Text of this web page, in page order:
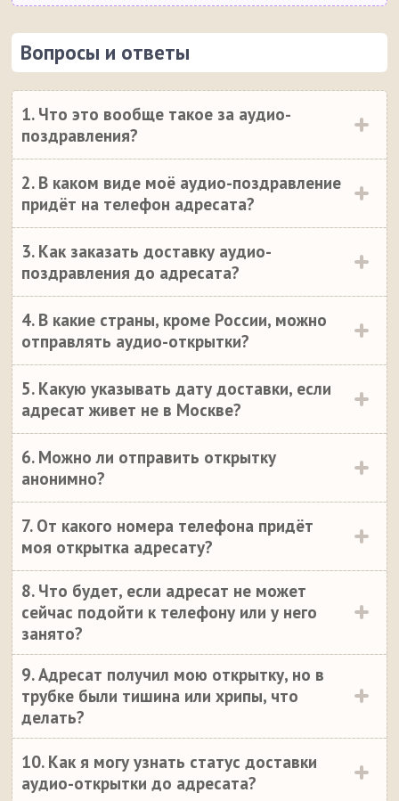
Вопросы и ответы
1. Что это вообще такое за аудио-
поздравления?
2. В каком виде моё аудио-поздравление
придёт на телефон адресата?
3. Как заказать доставку аудио-
поздравления до адресата?
4. В какие страны, кроме России, можно
отправлять аудио-открытки?
5. Какую указывать дату доставки, если
адресат живет не в Москве?
6. Можно ли отправить открытку
анонимно?
7. От какого номера телефона придёт
моя открытка адресату?
8. Что будет, если адресат не может
сейчас подойти к телефону или у него
занято?
9. Адресат получил мою открытку, но в
трубке были тишина или хрипы, что
делать?
10. Как я могу узнать статус доставки
аудио-открытки до адресата?